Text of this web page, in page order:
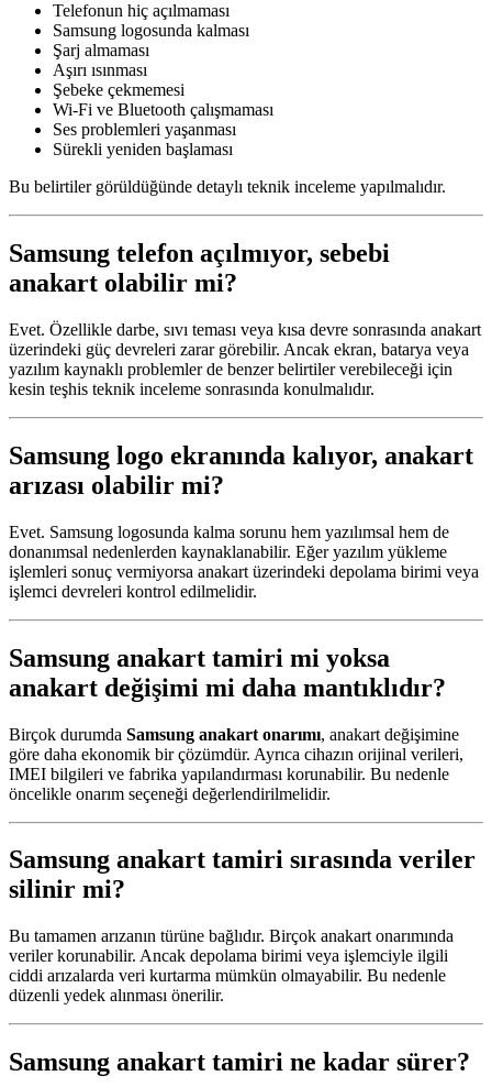
Telefonun hiç açılmaması
Samsung logosunda kalması
Şarj almaması
Aşırı ısınması
Şebeke çekmemesi
Wi-Fi ve Bluetooth çalışmaması
Ses problemleri yaşanması
Sürekli yeniden başlaması
Bu belirtiler görüldüğünde detaylı teknik inceleme yapılmalıdır.
Samsung telefon açılmıyor, sebebi
anakart olabilir mi?
Evet. Özellikle darbe, sıvı teması veya kısa devre sonrasında anakart
üzerindeki güç devreleri zarar görebilir. Ancak ekran, batarya veya
yazılım kaynaklı problemler de benzer belirtiler verebileceği için
kesin teşhis teknik inceleme sonrasında konulmalıdır.
Samsung logo ekranında kalıyor, anakart
arızası olabilir mi?
Evet. Samsung logosunda kalma sorunu hem yazılımsal hem de
donanımsal nedenlerden kaynaklanabilir. Eğer yazılım yükleme
işlemleri sonuç vermiyorsa anakart üzerindeki depolama birimi veya
işlemci devreleri kontrol edilmelidir.
Samsung anakart tamiri mi yoksa
anakart değişimi mi daha mantıklıdır?
Birçok durumda Samsung anakart onarımı, anakart değişimine
göre daha ekonomik bir çözümdür. Ayrıca cihazın orijinal verileri,
IMEI bilgileri ve fabrika yapılandırması korunabilir. Bu nedenle
öncelikle onarım seçeneği değerlendirilmelidir.
Samsung anakart tamiri sırasında veriler
silinir mi?
Bu tamamen arızanın türüne bağlıdır. Birçok anakart onarımında
veriler korunabilir. Ancak depolama birimi veya işlemciyle ilgili
ciddi arızalarda veri kurtarma mümkün olmayabilir. Bu nedenle
düzenli yedek alınması önerilir.
Samsung anakart tamiri ne kadar sürer?